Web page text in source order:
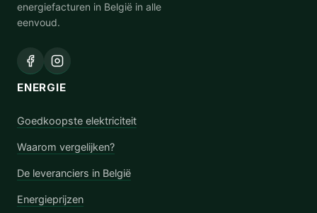
energiefacturen in België in alle
eenvoud.
ENERGIE
Goedkoopste elektriciteit
Waarom vergelijken?
De leveranciers in België
Energieprijzen